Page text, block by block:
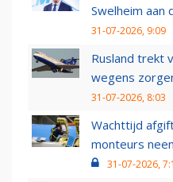
Swelheim aan
31-07-2026, 9:09
Rusland trekt
wegens
31-07-2026, 8:03
Wachttijd
monteurs
31-07-2026,